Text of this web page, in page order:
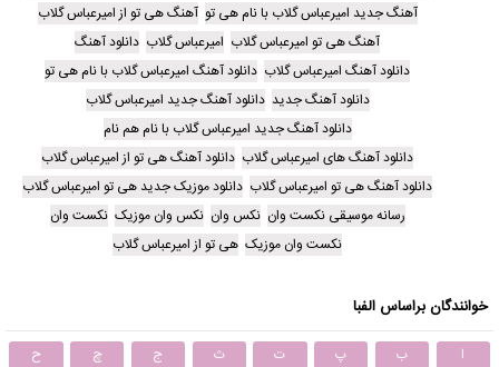
آهنگ جدید امیرعباس گلاب با نام هی تو آهنگ هی تو از امیرعباس گلاب
آهنگ هی تو امیرعباس گلاب امیرعباس گلاب دانلود آهنگ
دانلود آهنگ امیرعباس گلاب دانلود آهنگ امیرعباس گلاب با نام هی تو
دانلود آهنگ جدید دانلود آهنگ جدید امیرعباس گلاب
دانلود آهنگ جدید امیرعباس گلاب با نام هم نام
دانلود آهنگ های امیرعباس گلاب دانلود آهنگ هی تو از امیرعباس گلاب
دانلود آهنگ هی تو امیرعباس گلاب دانلود موزیک جدید هی تو امیرعباس گلاب
رسانه موسیقی نکست وان نکس وان نکس وان موزیک نکست وان
نکست وان موزیک هی تو از امیرعباس گلاب
خوانندگان براساس الفبا
ا ب پ ت ث ج چ
ح